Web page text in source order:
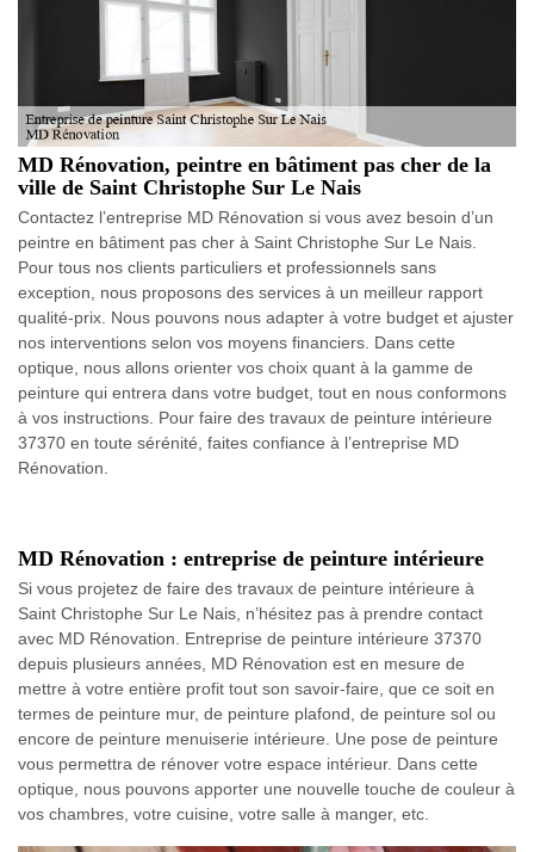
MD Rénovation, peintre en bâtiment pas cher de la
ville de Saint Christophe Sur Le Nais
Contactez l’entreprise MD Rénovation si vous avez besoin d’un
peintre en bâtiment pas cher à Saint Christophe Sur Le Nais.
Pour tous nos clients particuliers et professionnels sans
exception, nous proposons des services à un meilleur rapport
qualité-prix. Nous pouvons nous adapter à votre budget et ajuster
nos interventions selon vos moyens financiers. Dans cette
optique, nous allons orienter vos choix quant à la gamme de
peinture qui entrera dans votre budget, tout en nous conformons
à vos instructions. Pour faire des travaux de peinture intérieure
37370 en toute sérénité, faites confiance à l’entreprise MD
Rénovation.
MD Rénovation : entreprise de peinture intérieure
Si vous projetez de faire des travaux de peinture intérieure à
Saint Christophe Sur Le Nais, n’hésitez pas à prendre contact
avec MD Rénovation. Entreprise de peinture intérieure 37370
depuis plusieurs années, MD Rénovation est en mesure de
mettre à votre entière profit tout son savoir-faire, que ce soit en
termes de peinture mur, de peinture plafond, de peinture sol ou
encore de peinture menuiserie intérieure. Une pose de peinture
vous permettra de rénover votre espace intérieur. Dans cette
optique, nous pouvons apporter une nouvelle touche de couleur à
vos chambres, votre cuisine, votre salle à manger, etc.